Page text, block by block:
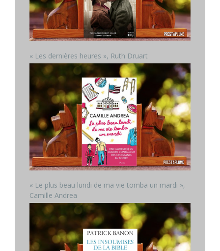
« Les dernières heures », Ruth Druart
« Le plus beau lundi de ma vie tomba un mardi »,
Camille Andrea